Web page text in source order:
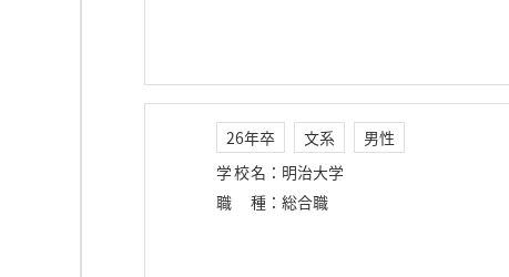
26年卒 文系
男性
学校名 ： 明治大学
職種 ： 総合職